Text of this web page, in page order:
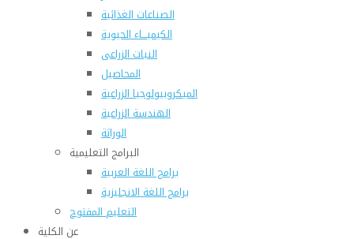
الصناعات الغذائية
الكيميـــاء الحيوية
النبات الزراعى
المحاصيل
الميكروبيولوجيا الزراعية
الهندسة الزراعية
الوراثة
البرامج التعليمية
برامج اللغة العربية
برامج اللغة الانجليزية
التعليم المفتوح
عن الكلية